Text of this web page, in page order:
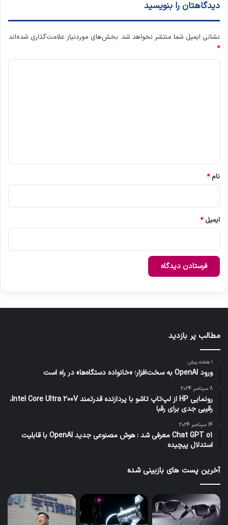
دیدگاهتان را بنویسید
نشانی ایمیل شما منتشر نخواهد شد. بخش‌های موردنیاز علامت‌گذاری شده‌اند
*
نام*
ایمیل*
مطالب پر بازدید
1 هفته پیش
ورود OpenAI به سخت‌افزار؛ «خانواده دستگاه‌ها» در راه است
8 سپتامبر 2024
رونمایی HP از لپ‌تاپ تاشو با پردازنده قدرتمند Intel Core Ultra 200V،
رقیبی جدی برای رقبا
14 سپتامبر 2024
Chat GPT o1 معرفی شد : هوش مصنوعی جدید OpenAI با قابلیت
استدلال پیچیده
آخرین پست های بازبینی شده